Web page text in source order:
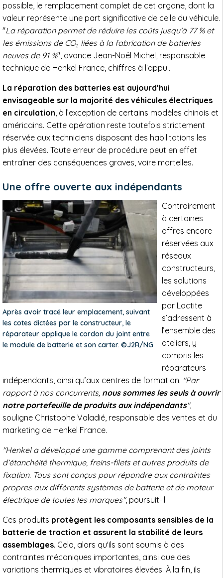
possible, le remplacement complet de cet organe, dont la
valeur représente une part significative de celle du véhicule.
"La réparation permet de réduire les coûts jusqu’à 77 % et
les émissions de CO₂ liées à la fabrication de batteries
neuves de 91 %", avance Jean-Noël Michel, responsable
technique de Henkel France, chiffres à l’appui.
La réparation des batteries est aujourd’hui
envisageable sur la majorité des véhicules électriques
en circulation, à l’exception de certains modèles chinois et
américains. Cette opération reste toutefois strictement
réservée aux techniciens disposant des habilitations les
plus élevées. Toute erreur de procédure peut en effet
entraîner des conséquences graves, voire mortelles.
Une offre ouverte aux indépendants
Après avoir tracé leur emplacement, suivant
les cotes dictées par le constructeur, le
réparateur applique le cordon du joint entre
le module de batterie et son carter. ©J2R/NG
Contrairement
à certaines
offres encore
réservées aux
réseaux
constructeurs,
les solutions
développées
par Loctite
s’adressent à
l’ensemble des
ateliers, y
compris les
réparateurs
indépendants, ainsi qu’aux centres de formation. "Par
rapport à nos concurrents, nous sommes les seuls à ouvrir
notre portefeuille de produits aux indépendants",
souligne Christophe Valadié, responsable des ventes et du
marketing de Henkel France.
"Henkel a développé une gamme comprenant des joints
d’étanchéité thermique, freins-filets et autres produits de
fixation. Tous sont conçus pour répondre aux contraintes
propres aux différents systèmes de batterie et de moteur
électrique de toutes les marques", poursuit-il.
Ces produits protègent les composants sensibles de la
batterie de traction et assurent la stabilité de leurs
assemblages. Cela, alors qu'ils sont soumis à des
contraintes mécaniques importantes, ainsi que des
variations thermiques et vibratoires élevées. À la fin, ils